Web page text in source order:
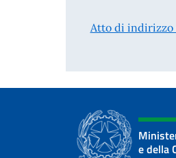
Atto di indirizzo
e della